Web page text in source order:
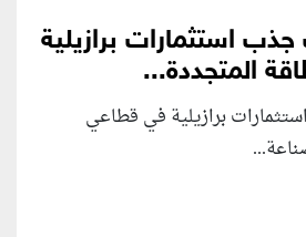
استثمارات برازيلية
المتجددة...
برازيلية في قطاعي